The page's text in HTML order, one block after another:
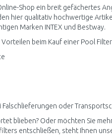
Shop ein breit gefächertes
hier qualitativ hochwertige
Marken INTEX und Bestway.
beim Kauf einer Pool
oder
blieben? Oder möchten Sie
entschließen, steht Ihnen